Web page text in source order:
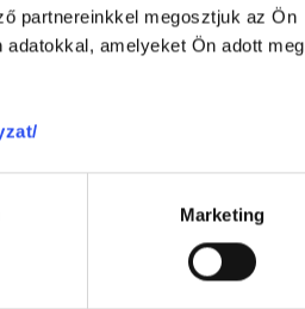
partnereinkkel megosztjuk az Ön
amelyeket Ön adott meg
Marketing
és emberileg is kiváló.